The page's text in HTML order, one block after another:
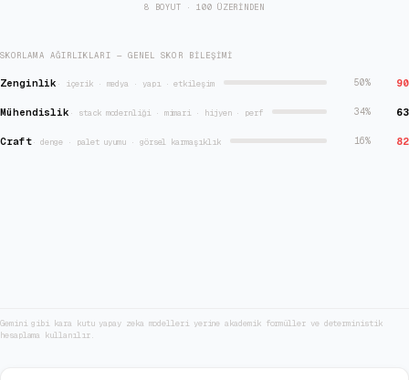
8 BOYUT · 100 ÜZERİNDEN
SKORLAMA AĞIRLIKLARI — GENEL SKOR BILEŞIMI
Zenginlik · içerik · medya · yapı · etkileşim 50% 90
Mühendislik · stack modernliği · mimari · hijyen · perf 34% 63
Craft·denge · palet uyumu · görsel karmaşıklık 16% 82
Gemini gibi kara kutu yapay zeka modelleri yerine akademik formüller ve deterministik
hesaplama kullanılır.